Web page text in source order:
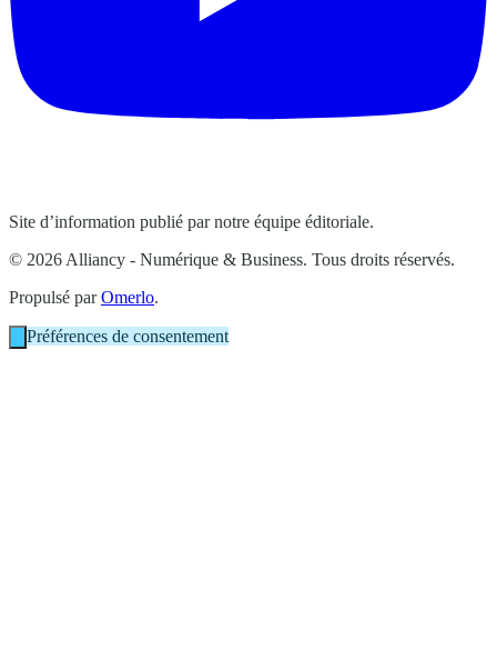
Site d’information publié par notre équipe éditoriale.
© 2026 Alliancy - Numérique & Business. Tous droits réservés.
Propulsé parOmerlo.
Préférences de consentement